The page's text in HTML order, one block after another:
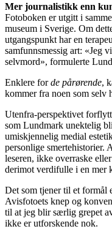
Mer journalistikk enn
Fotoboken er utgitt i
museum i Sverige. Om
utgangspunkt har en
samfunnsmessig art: «Jeg
selvmord», formulerte
Enklere forde pårørende,
kommer fra noen som selv
Utenfra-perspektivet
som Lundmark unektelig
umiskjennelig medial
personlige smertehistorier.
leseren, ikke overraske
derimot verdifulle i en mer
Det som tjener til et formål
Avisfotoets knep og
til at jeg blir særlig grepet
ikke er utforskende nok.